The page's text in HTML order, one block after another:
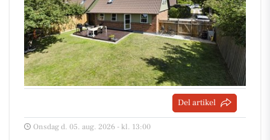
Del artikel
Onsdag d. 05. aug. 2026 - kl. 13:00